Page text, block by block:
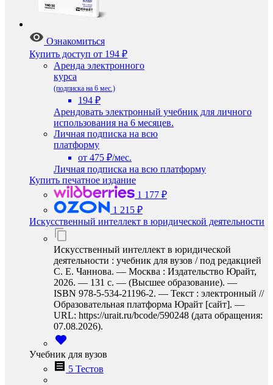
Ознакомиться
Купить доступ от 194 ₽
Аренда электронного
курса
(подписка на 6 мес.)
194 ₽
Арендовать электронный учебник для личного
использования на 6 месяцев.
Личная подписка на всю
платформу
от 475 ₽/мес.
Личная подписка на всю платформу
Купить печатное издание
1 177 ₽
1 215 ₽
Искусственный интеллект в юридической деятельности
Искусственный интеллект в юридической
деятельности : учебник для вузов / под редакцией
С. Е. Чаннова. — Москва : Издательство Юрайт,
2026. — 131 с. — (Высшее образование). —
ISBN 978-5-534-21196-2. — Текст : электронный //
Образовательная платформа Юрайт [сайт]. —
URL: https://urait.ru/bcode/590248 (дата обращения:
07.08.2026).
Учебник для вузов
5 Тестов